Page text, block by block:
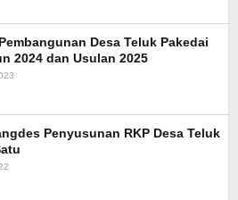
Desa Teluk Pakedai
2024 dan Usulan 2025
Penyusunan RKP Desa Teluk